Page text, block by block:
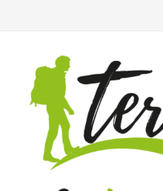
contenu